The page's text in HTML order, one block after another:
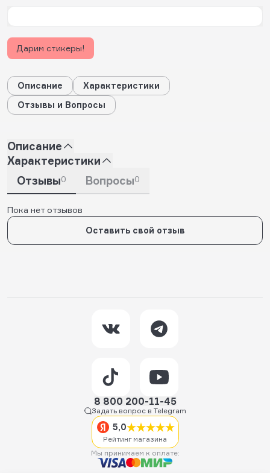
Дарим стикеры!
Описание
Характеристики
Отзывы и Вопросы
Описание
Характеристики
Отзывы0 Вопросы0
Пока нет отзывов
Оставить свой отзыв
8 800 200-11-45
Задать вопрос в Telegram
5,0
Рейтинг магазина
Мы принимаем к оплате: